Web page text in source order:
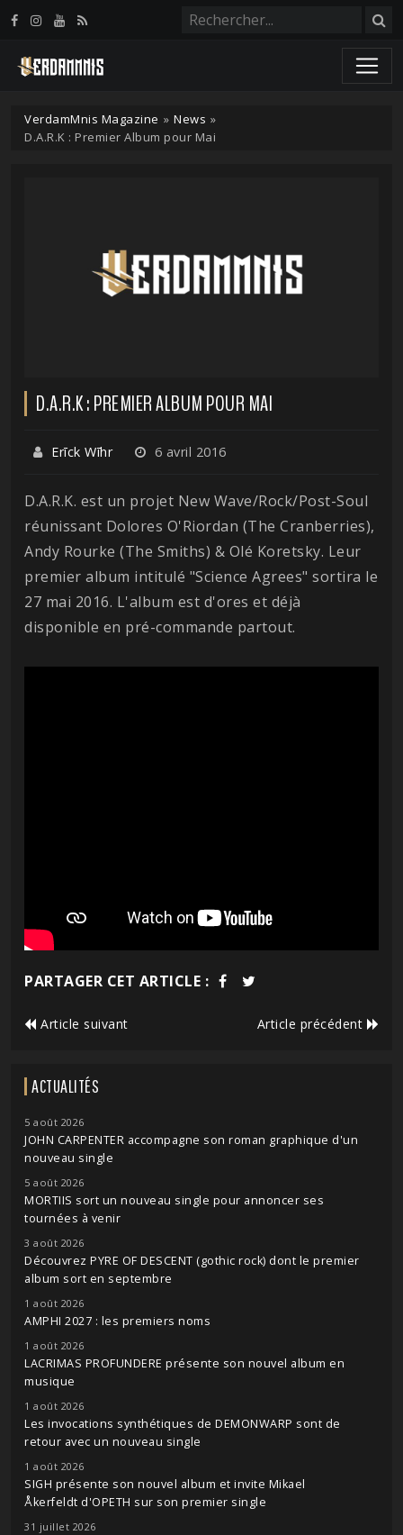
VerdamMnis Magazine » News »
D.A.R.K : Premier Album pour Mai
D.A.R.K : PREMIER ALBUM POUR MAI
Erīck Wīhr 6 avril 2016
D.A.R.K. est un projet New Wave/Rock/Post-Soul
réunissant Dolores O'Riordan (The Cranberries),
Andy Rourke (The Smiths) & Olé Koretsky. Leur
premier album intitulé "Science Agrees" sortira le
27 mai 2016. L'album est d'ores et déjà
disponible en pré-commande partout.
PARTAGER CET ARTICLE :
Article suivant Article précédent
ACTUALITÉS
5 août 2026
JOHN CARPENTER accompagne son roman graphique d'un
nouveau single
5 août 2026
MORTIIS sort un nouveau single pour annoncer ses
tournées à venir
3 août 2026
Découvrez PYRE OF DESCENT (gothic rock) dont le premier
album sort en septembre
1 août 2026
AMPHI 2027 : les premiers noms
1 août 2026
LACRIMAS PROFUNDERE présente son nouvel album en
musique
1 août 2026
Les invocations synthétiques de DEMONWARP sont de
retour avec un nouveau single
1 août 2026
SIGH présente son nouvel album et invite Mikael
Åkerfeldt d'OPETH sur son premier single
31 juillet 2026
Panneau de gestion des cookies